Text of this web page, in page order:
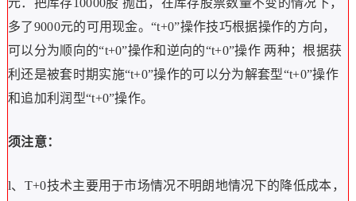
多了9000元的可用现金。“t+0”操作技巧根据操作的方向，
可以分为顺向的“t+0”操作和逆向的“t+0”操作 两种；根据获
利还是被套时期实施“t+0”操作的可以分为解套型“t+0”操作
和追加利润型“t+0”操作。
须注意：
l、T+0技术主要用于市场情况不明朗地情况下的降低成本，